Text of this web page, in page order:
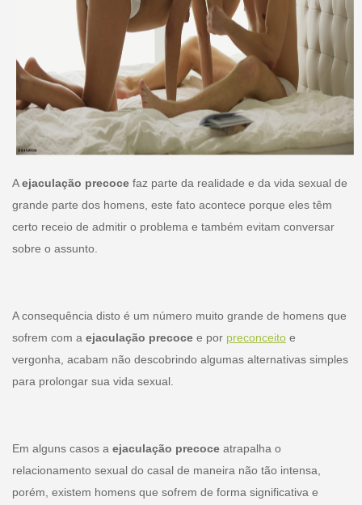
Aejaculação precocefaz parte da realidade e da vida sexual de
grande parte dos homens, este fato acontece porque eles têm
certo receio de admitir o problema e também evitam conversar
sobre o assunto.
A consequência disto é um número muito grande de homens que
sofrem com a ejaculação precocee por preconceitoe
vergonha, acabam não descobrindo algumas alternativas simples
para prolongar sua vida sexual.
Em alguns casos a ejaculação precoceatrapalha o
relacionamento sexual do casal de maneira não tão intensa,
porém, existem homens que sofrem de forma significativa e